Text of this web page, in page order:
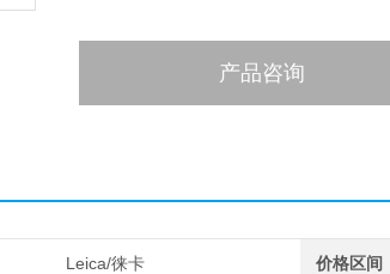
产品咨询
Leica/徕卡 价格区间